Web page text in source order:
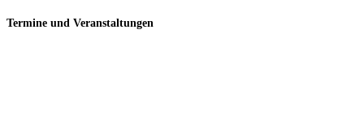
Termine und Veranstaltungen